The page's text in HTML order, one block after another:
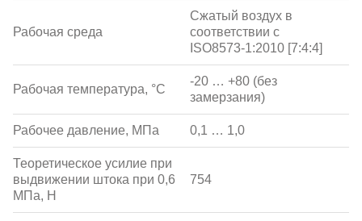
Рабочая среда
Сжатый воздух в
соответствии с
ISO8573-1:2010 [7:4:4]
Рабочая температура, °С
-20 … +80 (без
замерзания)
Рабочее давление, МПа 0,1 … 1,0
Теоретическое усилие при
выдвижении штока при 0,6
МПа, Н
754